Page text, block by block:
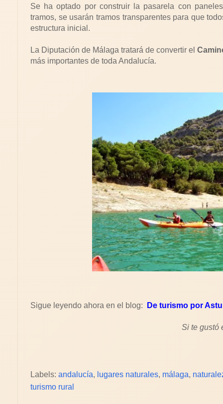
Se ha optado por construir la pasarela con
tramos, se usarán tramos transparentes para que
estructura inicial.
La Diputación de Málaga tratará de convertir el
más importantes de toda Andalucía.
Sigue leyendo ahora en el blog: De turismo por
Si te gustó
Labels: andalucía, lugares naturales, málaga,
turismo rural